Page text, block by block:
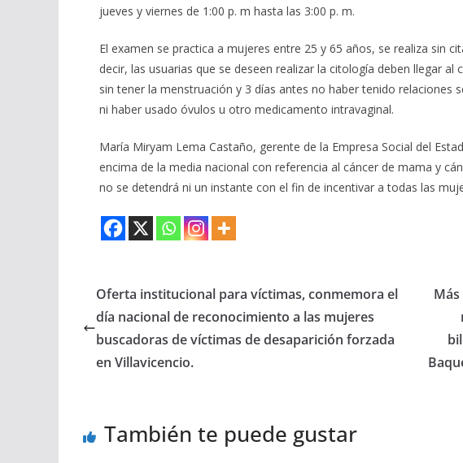
jueves y viernes de 1:00 p. m hasta las 3:00 p. m.
El examen se practica a mujeres entre 25 y 65 años, se realiza sin
decir, las usuarias que se deseen realizar la citología deben llegar al
sin tener la menstruación y 3 días antes no haber tenido relaciones
ni haber usado óvulos u otro medicamento intravaginal.
María Miryam Lema Castaño, gerente de la Empresa Social del
encima de la media nacional con referencia al cáncer de mama y
no se detendrá ni un instante con el fin de incentivar a todas las
Oferta institucional para víctimas, conmemora el
día nacional de reconocimiento a las mujeres
buscadoras de víctimas de desaparición forzada
en Villavicencio.
También te puede gustar